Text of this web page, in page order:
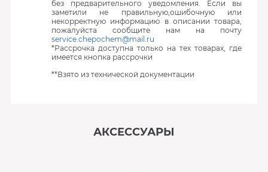
без предварительного уведомления. Если вы
заметили не правильную,ошибочную или
некорректную информацию в описании товара,
пожалуйста сообщите нам на почту
service.chepochem@mail.ru
*Рассрочка доступна только на тех товарах, где
имеется кнопка рассрочки
**Взято из технической документации
АКСЕССУАРЫ